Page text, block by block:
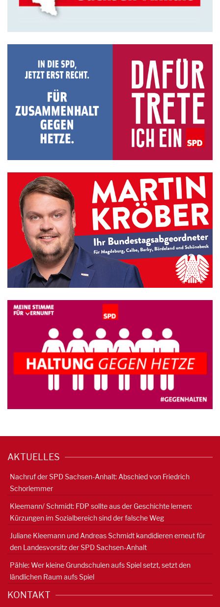
AKTUELLES
Nachruf der SPD Sachsen-Anhalt: Abschied von Friedrich
Schorlemmer
Kleemann/ Schmidt: FDP sollte aus der Geschichte lernen:
Kürzungen im Sozialbereich sind der falsche Weg
Juliane Kleemann und Andreas Schmidt kandidieren erneut für
den Landesvorsitz der SPD Sachsen-Anhalt
Pähle: Wer kleine Grundschulen aufs Spiel setzt, setzt den
ländlichen Raum aufs Spiel
KONTAKT